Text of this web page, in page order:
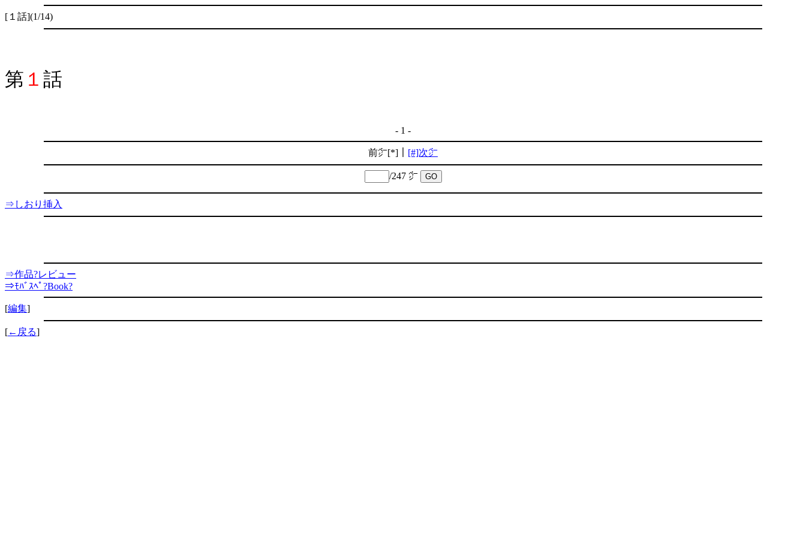
[１話](1/14)
第 １ 話
- 1 -
前㌻[*]｜ [#]次㌻
/247 ㌻
⇒しおり挿入
⇒作品?レビュー
⇒ﾓﾊﾞｽﾍﾟ?Book?
[編集]
[←戻る]